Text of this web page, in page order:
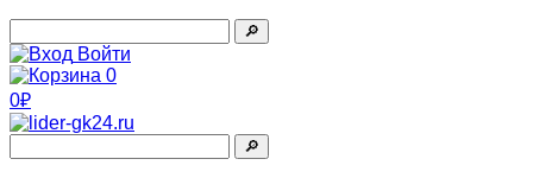
🔎︎
Войти
0
0₽
🔎︎